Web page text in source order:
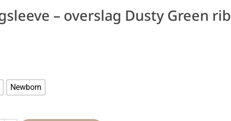
– overslag Dusty Green rib
Newborn